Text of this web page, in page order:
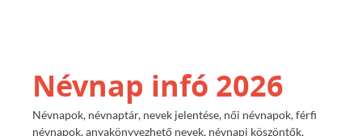
Névnap infó 2026
Névnapok, névnaptár, nevek jelentése, női névnapok, férfi
névnapok, anyakönyvezhető nevek, névnapi köszöntők,